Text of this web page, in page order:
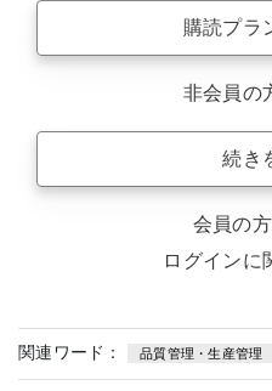
購読プラ
非会員の
続き
会員の
ログインに
関連ワード： 品質管理・生産管理